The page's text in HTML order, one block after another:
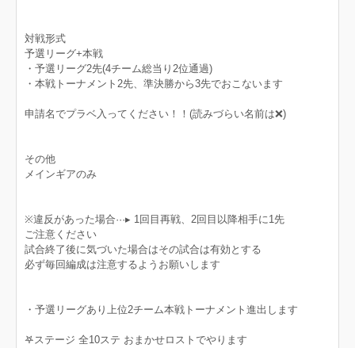
対戦形式
予選リーグ+本戦
・予選リーグ2先(4チーム総当り2位通過)
・本戦トーナメント2先、準決勝から3先でおこないます
申請名でプラベ入ってください！！(読みづらい名前は❌)
その他
メインギアのみ
※違反があった場合···▸ 1回目再戦、2回目以降相手に1先
ご注意ください
試合終了後に気づいた場合はその試合は有効とする
必ず毎回編成は注意するようお願いします
・予選リーグあり上位2チーム本戦トーナメント進出します
‎𖤐ステージ 全10ステ おまかせロストでやります